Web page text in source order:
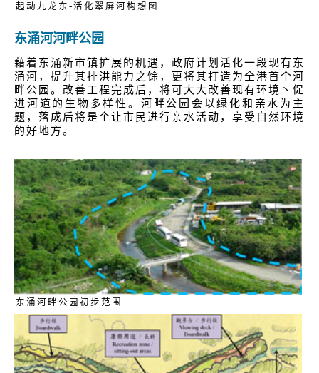
起动九龙东-活化翠屏河构想图
东涌河河畔公园
藉着东涌新市镇扩展的机遇，政府计划活化一段现有东
涌河，提升其排洪能力之馀，更将其打造为全港首个河
畔公园。改善工程完成后，将可大大改善现有环境丶促
进河道的生物多样性。河畔公园会以绿化和亲水为主
题，落成后将是个让市民进行亲水活动，享受自然环境
的好地方。
东涌河畔公园初步范围